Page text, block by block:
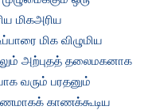
மிகஅரிய
மிக விழுமிய
அற்புதத் தலைமகனாக
வரும் பரதனும்
காணக்கூடிய